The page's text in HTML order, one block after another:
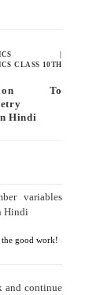
CLASS 10TH
To
Hindi
variables
Hindi
the good work!
and continue